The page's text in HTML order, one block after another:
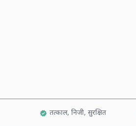
तत्काल, निजी, सुरक्षित